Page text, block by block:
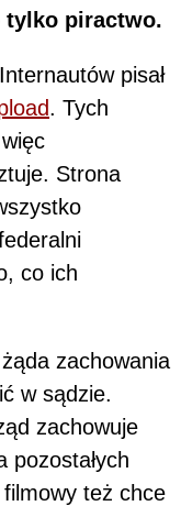
tylko piractwo.
pisał
. Tych
Strona
co ich
żąda zachowania
w sądzie.
zachowuje
pozostałych
też chce